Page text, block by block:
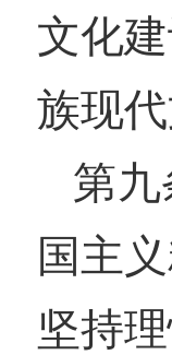
文化
族现代
第
国主
坚持